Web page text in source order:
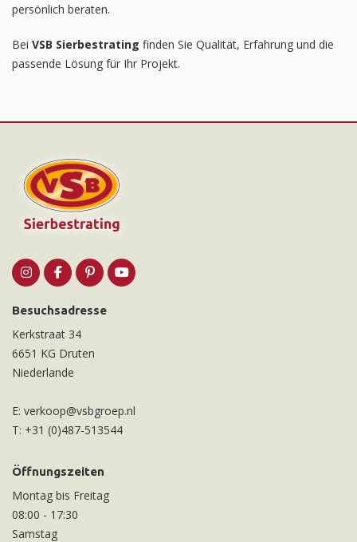
persönlich beraten.
Bei VSB Sierbestrating finden Sie Qualität, Erfahrung und die
passende Lösung für Ihr Projekt.
Besuchsadresse
Kerkstraat 34
6651 KG Druten
Niederlande
E: verkoop@vsbgroep.nl
T: +31 (0)487-513544
Öffnungszeiten
Montag bis Freitag
08:00 - 17:30
Samstag